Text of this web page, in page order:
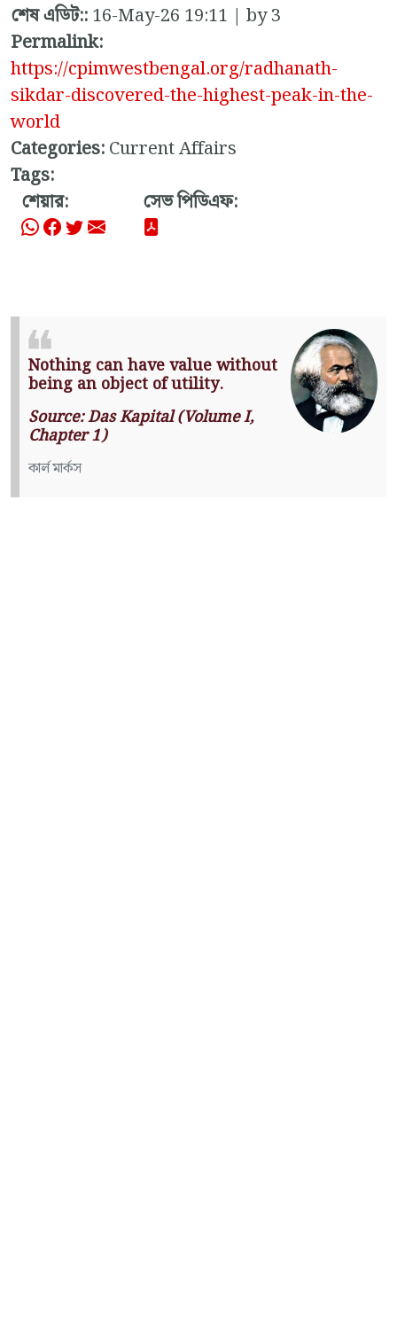
শেষ এডিট::16-May-26 19:11 | by 3
Permalink:
https://cpimwestbengal.org/radhanath-
sikdar-discovered-the-highest-peak-in-the-
world
Categories:Current Affairs
Tags:
শেয়ার:
সেভ পিডিএফ:
Nothing can have value without
being an object of utility.
Source: Das Kapital (Volume I,
Chapter 1)
কার্ল মার্কস